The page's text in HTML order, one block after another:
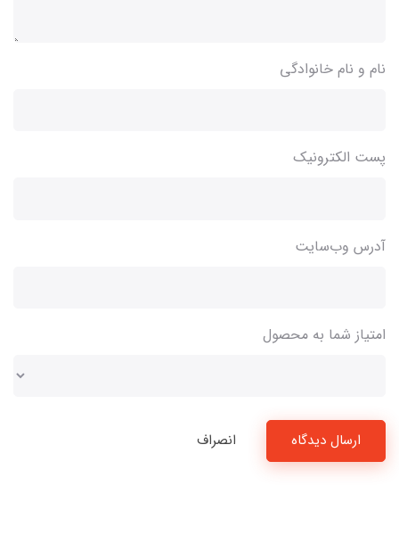
نام و نام خانوادگی
پست الکترونیک
آدرس وب‌سایت
امتیاز شما به محصول
ارسال دیدگاه انصراف